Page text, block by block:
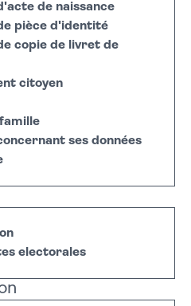
de naissance
pièce d'identité
copie de livret de
citoyen
ses données
electorales